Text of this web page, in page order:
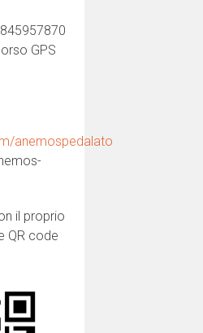
GPS
anemospedalato
il proprio
QR code